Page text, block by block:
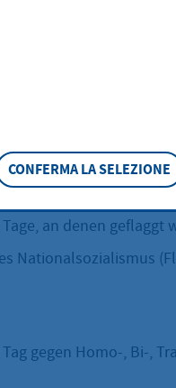
gibt. Darin wird
zu beflaggen
denen die Europa-, die
an denen geflaggt
Nationalsozialismus
gegen Homo-, Bi-,
CONFERMA LA SELEZIONE